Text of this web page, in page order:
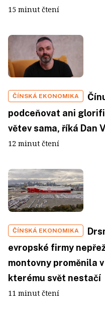
15 minut čtení
ČÍNSKÁ EKONOMIKA
podceňovat ani
větev sama, říká Dan
12 minut čtení
ČÍNSKÁ EKONOMIKA
evropské firmy
montovny proměnila
kterému svět nestačí
11 minut čtení